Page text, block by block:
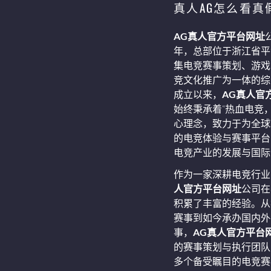
真人AG怎么看真
AG真人官方平台网址
年，总部位于浙江省
集电竞赛事策划、游
竞文化推广为一体的
成立以来， AG真人官
始终秉承着“热血电竞
心理念，致力于为全
的电竞体验与赛事平
电竞产业的发展与国
作为一家深耕电竞行
人官方平台网址公司
积累了丰富的经验。
赛事到如今承办国内
事， AG真人官方平台
的赛事策划与执行团
多个备受瞩目的电竞